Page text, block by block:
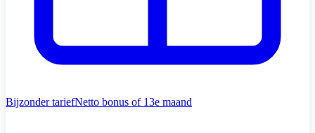
Bijzonder tariefNetto bonus of 13e maand